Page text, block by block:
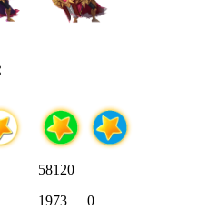
58120
1973 0